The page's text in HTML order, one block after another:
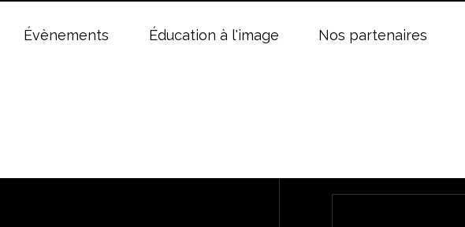
Évènements Éducation à l'image Nos partenaires